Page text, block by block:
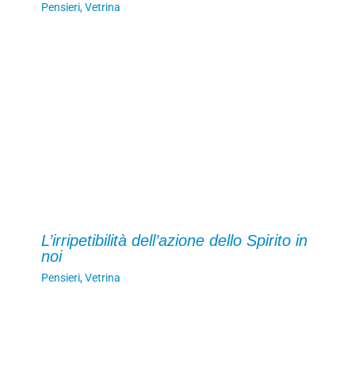
Pensieri,Vetrina
L’irripetibilità dell’azione dello Spirito in
noi
Pensieri,Vetrina